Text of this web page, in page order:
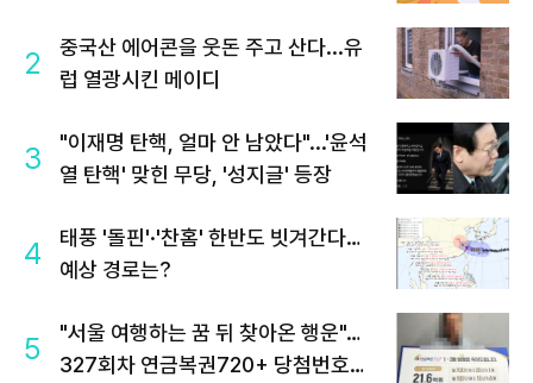
2
중국산 에어콘을 웃돈 주고 산다...유
럽 열광시킨 메이디
3
"이재명 탄핵, 얼마 안 남았다"...'윤석
열 탄핵' 맞힌 무당, '성지글' 등장
4
태풍 '돌핀'·'찬홈' 한반도 빗겨간다…
예상 경로는?
5
"서울 여행하는 꿈 뒤 찾아온 행운"…
327회차 연금복권720+ 당첨번호조